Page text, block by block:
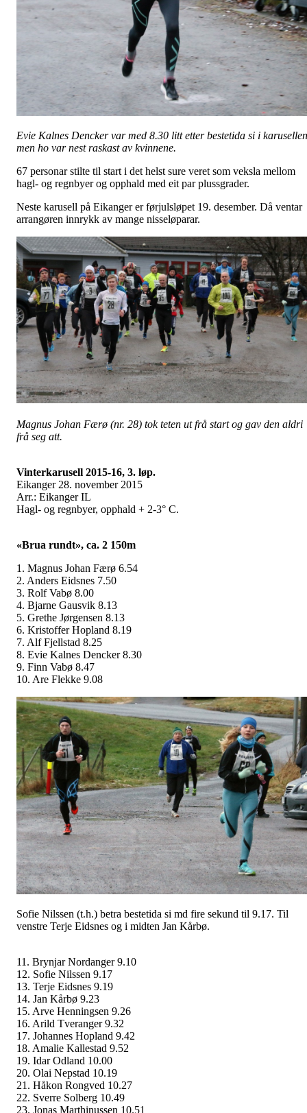
Evie Kalnes Denckervar med 8.30 litt etter bestetida si i
men ho var nest raskast av kvinnene.
67 personar stilte til start i det helst sure veret som veksla mellom
hagl- og regnbyer og opphald med eit par plussgrader.
Neste karusell på Eikanger er førjulsløpet 19. desember. Då ventar
arrangøren innrykk av mange nisseløparar.
Magnus Johan Færø (nr. 28) tok teten ut frå start og gav den aldri
frå seg att.
Vinterkarusell 2015-16, 3. løp.
Eikanger 28. november 2015
Arr.: Eikanger IL
Hagl- og regnbyer, opphald + 2-3° C.
«Brua rundt», ca. 2 150m
1. Magnus Johan Færø 6.54
2. Anders Eidsnes 7.50
3. Rolf Vabø 8.00
4. Bjarne Gausvik 8.13
5. Grethe Jørgensen 8.13
6. Kristoffer Hopland 8.19
7. Alf Fjellstad 8.25
8. Evie Kalnes Dencker 8.30
9. Finn Vabø 8.47
10. Are Flekke 9.08
Sofie Nilssen (t.h.) betra bestetida si md fire sekund til 9.17. Til
venstre Terje Eidsnes og i midten Jan Kårbø.
11. Brynjar Nordanger 9.10
12. Sofie Nilssen 9.17
13. Terje Eidsnes 9.19
14. Jan Kårbø 9.23
15. Arve Henningsen 9.26
16. Arild Tveranger 9.32
17. Johannes Hopland 9.42
18. Amalie Kallestad 9.52
19. Idar Odland 10.00
20. Olai Nepstad 10.19
21. Håkon Rongved 10.27
22. Sverre Solberg 10.49
23. Jonas Marthinussen 10.51